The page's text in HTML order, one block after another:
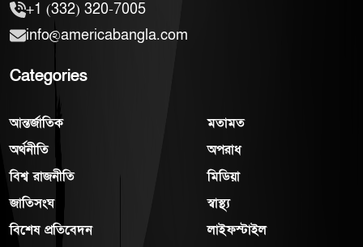
+1 (332) 320-7005
info@americabangla.com
Categories
আন্তর্জাতিক
অর্থনীতি
বিশ্ব রাজনীতি
জাতিসংঘ
বিশেষ প্রতিবেদন
মতামত
অপরাধ
মিডিয়া
স্বাস্থ্য
লাইফস্টাইল